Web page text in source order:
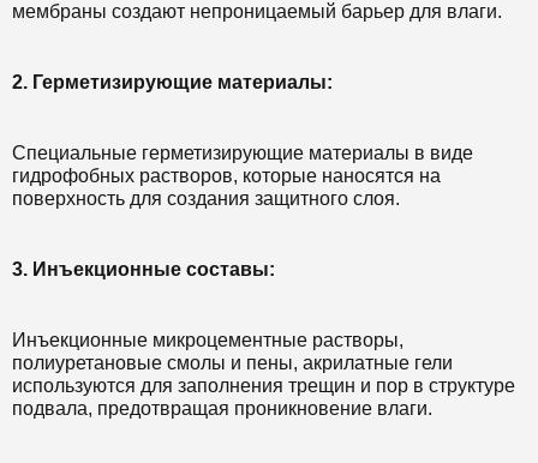
мембраны создают непроницаемый барьер для влаги.
2. Герметизирующие материалы:
Специальные герметизирующие материалы в виде
гидрофобных растворов, которые наносятся на
поверхность для создания защитного слоя.
3. Инъекционные составы:
Инъекционные микроцементные растворы,
полиуретановые смолы и пены, акрилатные гели
используются для заполнения трещин и пор в структуре
подвала, предотвращая проникновение влаги.